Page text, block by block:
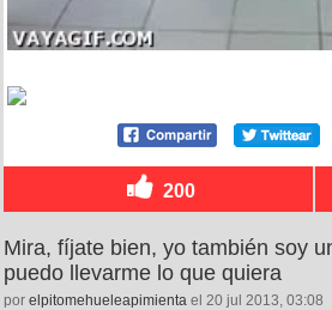
200
Mira, fíjate bien, yo también soy
puedo llevarme lo que quiera
por elpitomehueleapimienta el 20 jul 2013, 03:08